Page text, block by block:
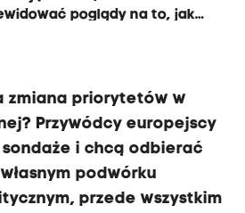
poglądy na to, jak
zmiana priorytetów w
Przywódcy europejscy
i chcą odbierać
podwórku
przede wszystkim